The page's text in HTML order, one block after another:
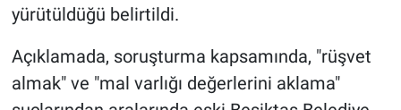
yürütüldüğü belirtildi.
Açıklamada, soruşturma kapsamında, "rüşvet
almak" ve "mal varlığı değerlerini aklama"